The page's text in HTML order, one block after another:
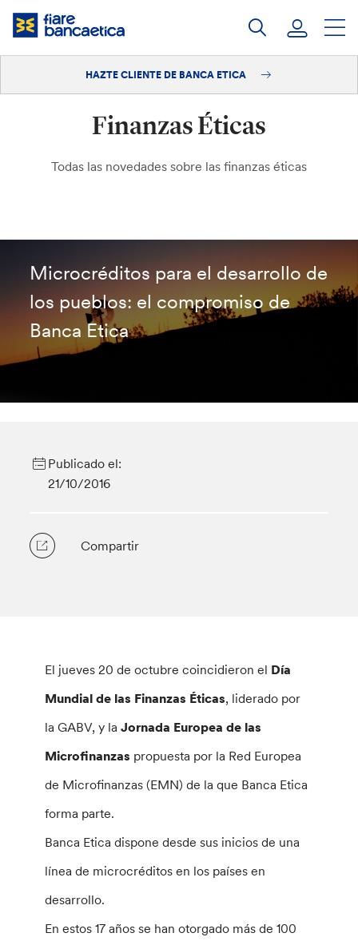
Saltar
HAZTE CLIENTE DE BANCA ETICA
Finanzas Éticas
Todas las novedades sobre las finanzas éticas
Microcréditos para el desarrollo de
los pueblos: el compromiso de
Banca Etica
Publicado el:
21/10/2016
Compartir
El jueves 20 de octubre coincidieron el Día
Mundial de las Finanzas Éticas, liderado por
la GABV, y laJornada Europea de las
Microfinanzas propuesta por la Red Europea
de Microfinanzas (EMN) de la que Banca Etica
forma parte.
Banca Etica dispone desde sus inicios de una
línea de microcréditos en los países en
desarrollo.
En estos 17 años se han otorgado más de 100